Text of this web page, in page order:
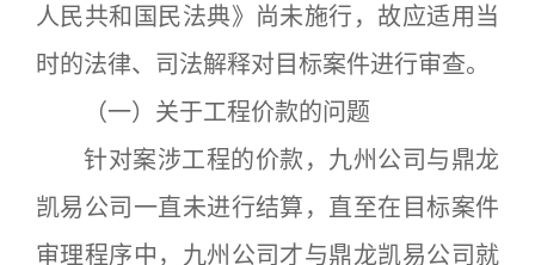
人民共和国民法典》尚未施行，故应适用当
时的法律、司法解释对目标案件进行审查。
（一）关于工程价款的问题
针对案涉工程的价款，九州公司与鼎龙
凯易公司一直未进行结算，直至在目标案件
审理程序中，九州公司才与鼎龙凯易公司就